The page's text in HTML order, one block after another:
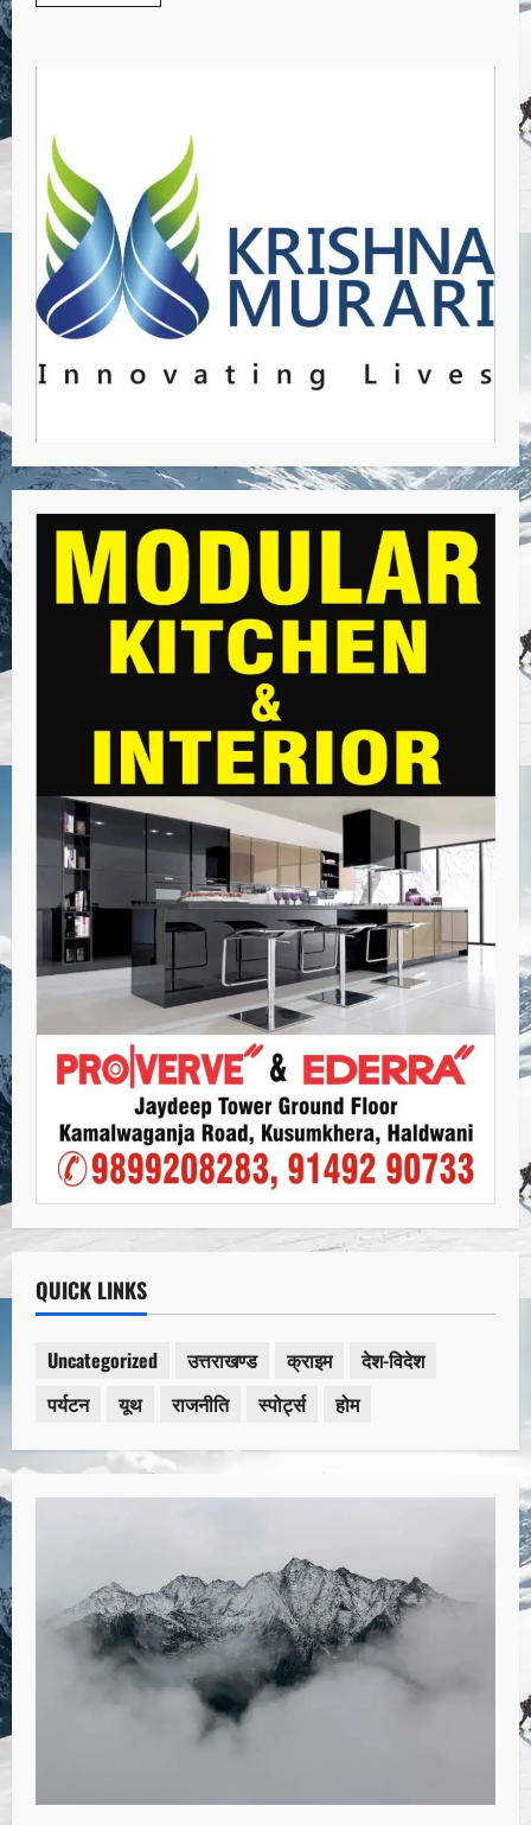
QUICK LINKS
Uncategorized उत्तराखण्ड क्राइम
देश-विदेश
पर्यटन
यूथ राजनीति स्पोर्ट्स होम